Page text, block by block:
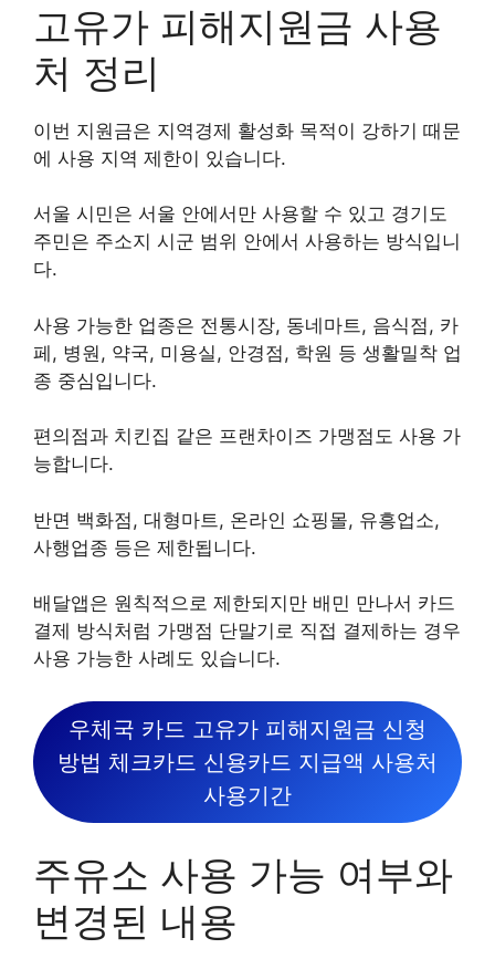
고유가 피해지원금 사용
처 정리
이번 지원금은 지역경제 활성화 목적이 강하기 때문
에 사용 지역 제한이 있습니다.
서울 시민은 서울 안에서만 사용할 수 있고 경기도
주민은 주소지 시군 범위 안에서 사용하는 방식입니
다.
사용 가능한 업종은 전통시장, 동네마트, 음식점, 카
페, 병원, 약국, 미용실, 안경점, 학원 등 생활밀착 업
종 중심입니다.
편의점과 치킨집 같은 프랜차이즈 가맹점도 사용 가
능합니다.
반면 백화점, 대형마트, 온라인 쇼핑몰, 유흥업소,
사행업종 등은 제한됩니다.
배달앱은 원칙적으로 제한되지만 배민 만나서 카드
결제 방식처럼 가맹점 단말기로 직접 결제하는 경우
사용 가능한 사례도 있습니다.
우체국 카드 고유가 피해지원금 신청
방법 체크카드 신용카드 지급액 사용처
사용기간
주유소 사용 가능 여부와
변경된 내용